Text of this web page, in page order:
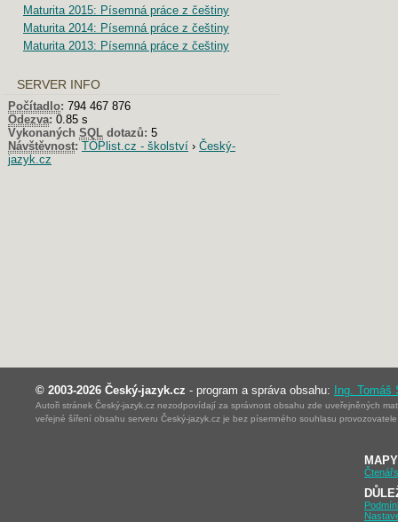
Maturita 2015: Písemná práce z češtiny
Maturita 2014: Písemná práce z češtiny
Maturita 2013: Písemná práce z češtiny
SERVER INFO
Počítadlo: 794 467 876
Odezva: 0.85 s
Vykonaných SQL dotazů: 5
Návštěvnost: TOPlist.cz - školství › Český-
jazyk.cz
© 2003-2026 Český-jazyk.cz - program a správa obsahu: Ing. Tomáš
Autoři stránek Český-jazyk.cz nezodpovídají za správnost obsahu zde uveřejněných
veřejné šíření obsahu serveru Český-jazyk.cz je bez písemného souhlasu